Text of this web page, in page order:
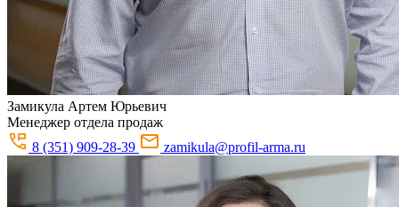
Замикула Артем Юрьевич
Менеджер отдела продаж
8 (351) 909-28-39
zamikula@profil-arma.ru